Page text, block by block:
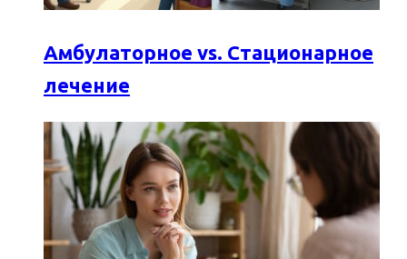
Амбулаторное vs. Стационарное
лечение